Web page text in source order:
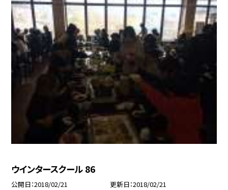
ウインタースクール 86
公開日 2018/02/21 更新日 2018/02/21